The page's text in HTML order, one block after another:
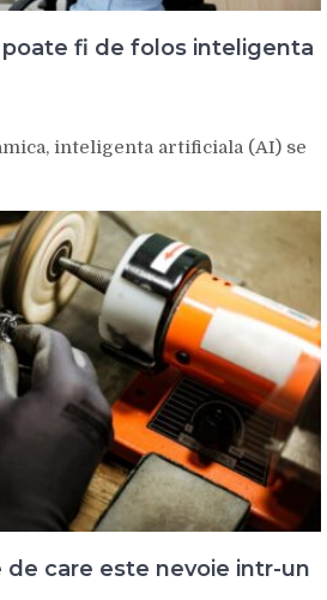
fi de folos inteligenta
inteligenta artificiala (AI) se
de care este nevoie intr-un